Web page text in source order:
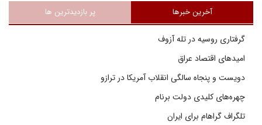
آخرین خبرها پر بازدیدترین ها
گرفتاری روسیه در تله آزوف
امیدهای اقتصاد عراق
دویست و پنجاه سالگی انقلاب آمریکا در ترازو
چهره‌های کلیدی دولت برنام
تلگراف گراهام برای ایران